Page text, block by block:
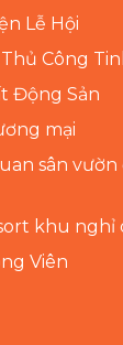
Lễ Hội
Công
Động Sản
mại
sân
khu nghỉ
Viên